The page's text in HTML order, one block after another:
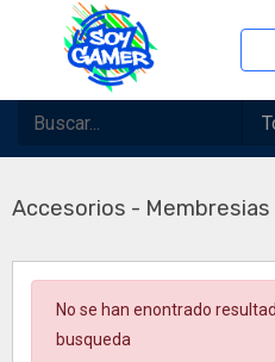
Accesorios - Membresias
No se han enontrado
busqueda